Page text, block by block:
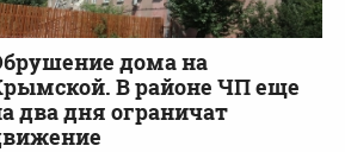
дома на
В районе ЧП еще
два дня ограничат